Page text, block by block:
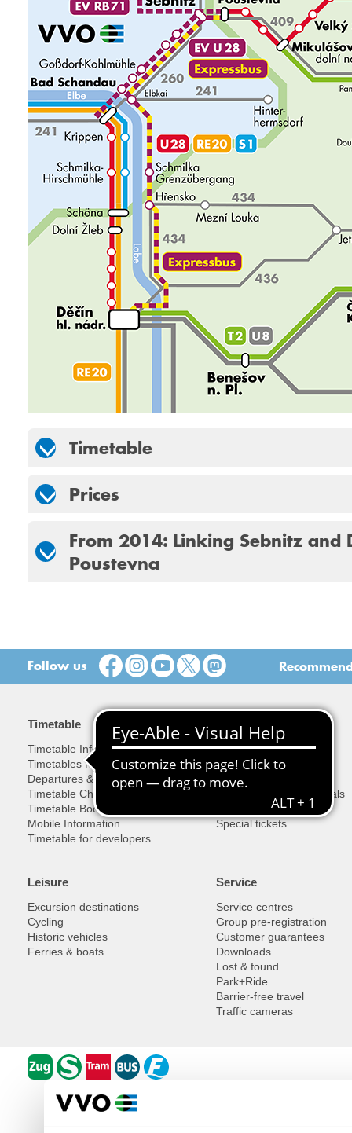
Timetable
Prices
From 2014: Linking Sebnitz and
Poustevna
Follow us
Timetable
Timetable Information
Timetables for Stops
Departures & Arrivals
Timetable Changes
Timetable Book
Mobile Information
Timetable for developers
Tariff & Tickets
Tariff
Tickets
Discounts
Cycles, Objects & Animals
Buying Tickets
Special tickets
Leisure
Excursion destinations
Cycling
Historic vehicles
Ferries & boats
Service
Service centres
Group pre-registration
Customer guarantees
Downloads
Lost & found
Park+Ride
Barrier-free travel
Traffic cameras